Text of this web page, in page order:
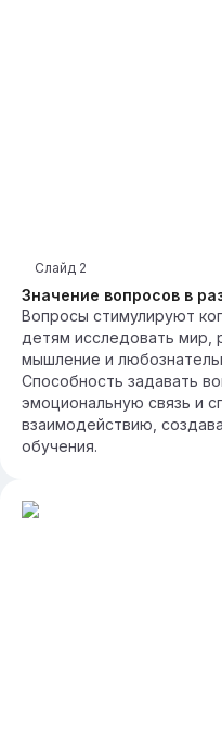
Значение вопросов в
Слайд 2
Вопросы стимулируют
детям исследовать мир,
мышление и
Способность задавать
эмоциональную связь и
взаимодействию,
обучения.